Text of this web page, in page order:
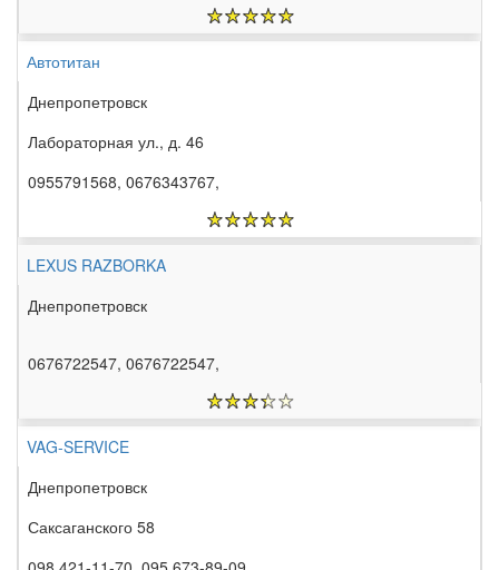
Автотитан
Днепропетровск
Лабораторная ул., д. 46
0955791568, 0676343767,
LEXUS RAZBORKA
Днепропетровск
0676722547, 0676722547,
VAG-SERVICE
Днепропетровск
Саксаганского 58